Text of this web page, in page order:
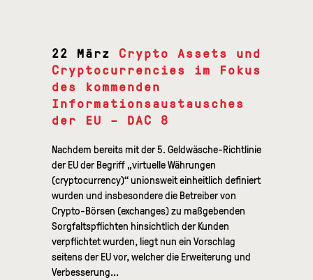
22 März
Crypto Assets und
Cryptocurrencies im Fokus
des kommenden
Informationsaustausches
der EU – DAC 8
Nachdem bereits mit der 5. Geldwäsche-Richtlinie
der EU der Begriff „virtuelle Währungen
(cryptocurrency)“ unionsweit einheitlich definiert
wurden und insbesondere die Betreiber von
Crypto-Börsen (exchanges) zu maßgebenden
Sorgfaltspflichten hinsichtlich der Kunden
verpflichtet wurden, liegt nun ein Vorschlag
seitens der EU vor, welcher die Erweiterung und
Verbesserung...